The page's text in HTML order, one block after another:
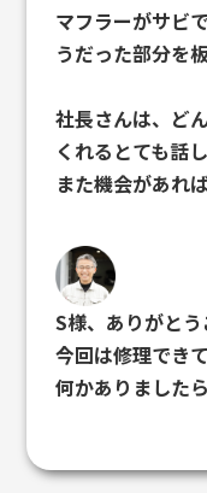
マフラーがサビ
うだった部分を
社長さんは、ど
くれるとても話
また機会があれ
S様、ありがとう
今回は修理でき
何かありました